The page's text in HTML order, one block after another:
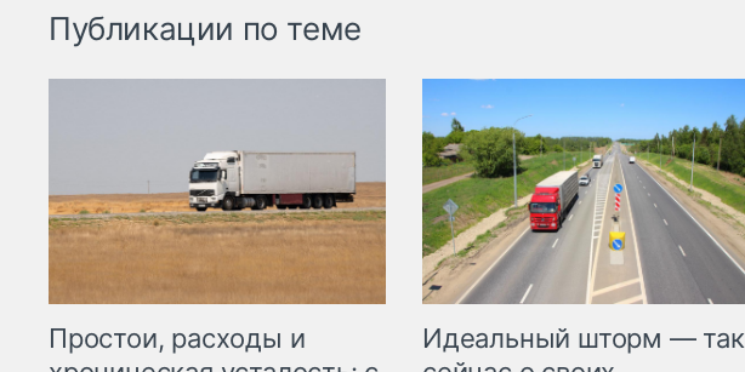
Публикации по теме
Простои, расходы и
Идеальный шторм — так